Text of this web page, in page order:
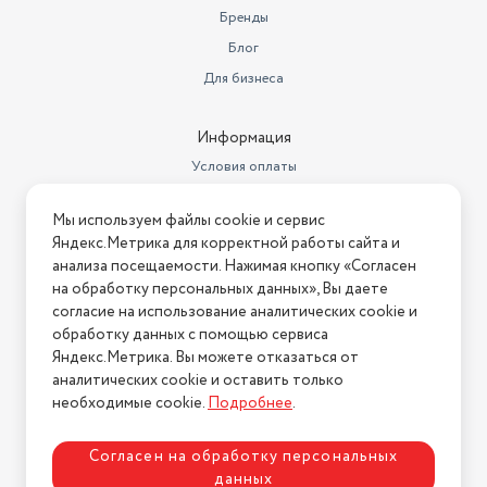
0.3
0.95
1.44
Вес товара в упаковке, (кг)
21.3
Высота, см
89.23
Мощность, Вт
140
Стандарт крепления VESA
300x300 мм
Бренд
Xiaomi
Цвет товара
Комплектация
телевизор, пульт ДУ,
подставки х 2 шт
Бренды
Блог
Для бизнеса
Информация
Условия оплаты
Условия возврата
Нашли ошибку на сайте? Напишите нам
2026 © Интернет-магазин "АстМаркет". У нас есть всё!
Политика конфиденциальности
Мы используем файлы cookie и сервис
Яндекс.Метрика для корректной работы сайта и
анализа посещаемости. Нажимая кнопку «Согласен
на обработку персональных данных», Вы даете
согласие на использование аналитических cookie и
обработку данных с помощью сервиса
Яндекс.Метрика. Вы можете отказаться от
аналитических cookie и оставить только
необходимые cookie.Подробнее.
Согласен на обработку персональных
данных